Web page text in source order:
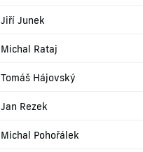
Jiří Junek
Michal Rataj
Tomáš Hájovský
Jan Rezek
Michal Pohořálek